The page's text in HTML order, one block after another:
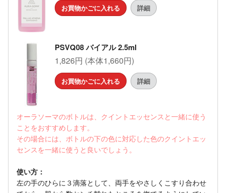
お買物かごに入れる 詳細
PSVQ08 バイアル 2.5ml
1,826円 (本体1,660円)
お買物かごに入れる 詳細
オーラソーマのボトルは、クイントエッセンスと一緒に使う
ことをおすすめします。
その場合には、ボトルの下の色に対応した色のクイントエッ
センスを一緒に使うと良いでしょう。
使い方：
左の手のひらに３滴落として、両手をやさしくこすり合わせ